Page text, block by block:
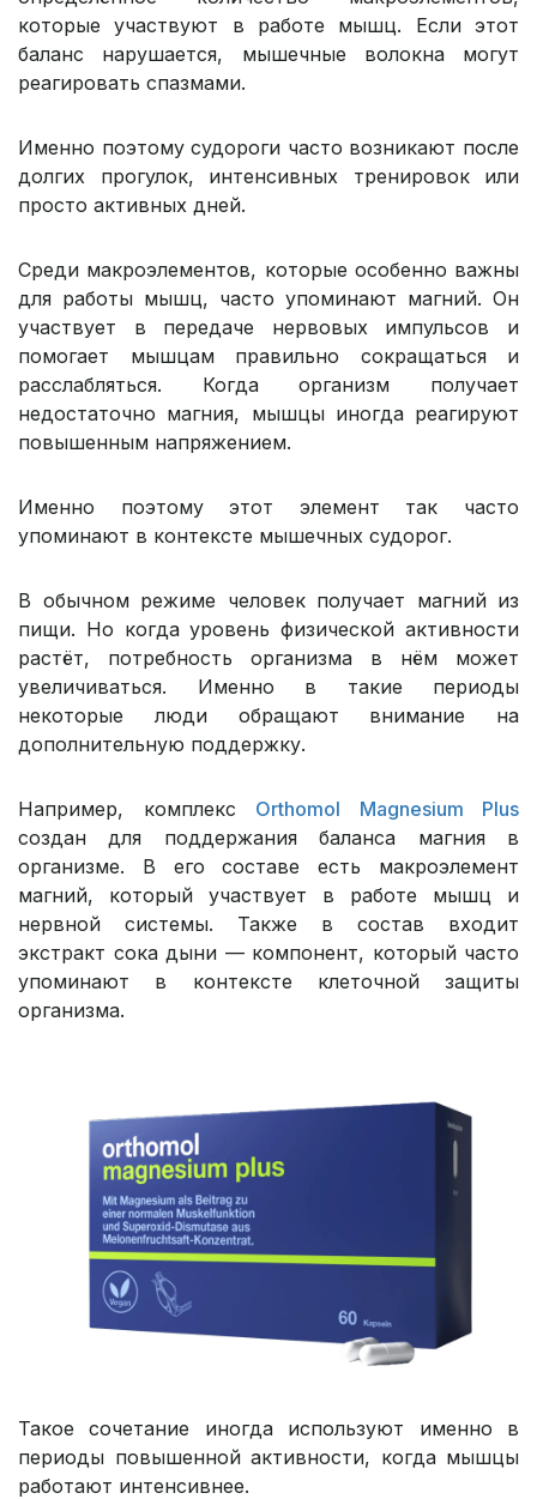
которые участвуют в работе мышц. Если этот
баланс нарушается, мышечные волокна могут
реагировать спазмами.
Именно поэтому судороги часто возникают после
долгих прогулок, интенсивных тренировок или
просто активных дней.
Среди макроэлементов, которые особенно важны
для работы мышц, часто упоминают магний. Он
участвует в передаче нервовых импульсов и
помогает мышцам правильно сокращаться и
расслабляться. Когда организм получает
недостаточно магния, мышцы иногда реагируют
повышенным напряжением.
Именно поэтому этот элемент так часто
упоминают в контексте мышечных судорог.
В обычном режиме человек получает магний из
пищи. Но когда уровень физической активности
растёт, потребность организма в нём может
увеличиваться. Именно в такие периоды
некоторые люди обращают внимание на
дополнительную поддержку.
Например, комплекс Orthomol Magnesium Plus
создан для поддержания баланса магния в
организме. В его составе есть макроэлемент
магний, который участвует в работе мышц и
нервной системы. Также в состав входит
экстракт сока дыни — компонент, который часто
упоминают в контексте клеточной защиты
организма.
Такое сочетание иногда используют именно в
периоды повышенной активности, когда мышцы
работают интенсивнее.